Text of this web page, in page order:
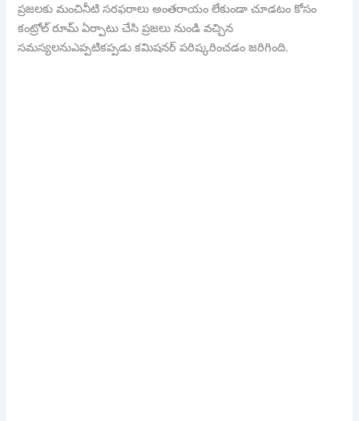
ప్రజలకు మంచినీటి సరఫరాలు అంతరాయం లేకుండా చూడటం కోసం
కంట్రోల్ రూమ్ ఏర్పాటు చేసి ప్రజలు నుండి వచ్చిన
సమస్యలనుఎప్పటికప్పడు కమిషనర్ పరిష్కరించడం జరిగింది.